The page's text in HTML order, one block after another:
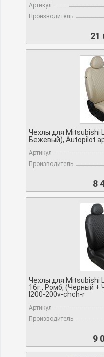
Артикул
Производитель
21
Чехлы для Mitsubishi
Бежевый), Autopilot
Артикул
Производитель
8
Чехлы для Mitsubishi
16г., Ромб, (Черный +
l200-200v-chch-r
Артикул
Производитель
9